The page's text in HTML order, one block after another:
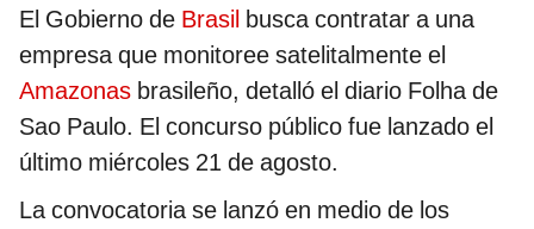
El Gobierno de Brasil busca contratar a una
empresa que monitoree satelitalmente el
Amazonas brasileño, detalló el diario Folha de
Sao Paulo. El concurso público fue lanzado el
último miércoles 21 de agosto.
La convocatoria se lanzó en medio de los